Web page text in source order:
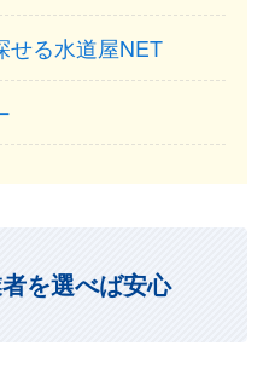
せる水道屋NET
を選べば安心